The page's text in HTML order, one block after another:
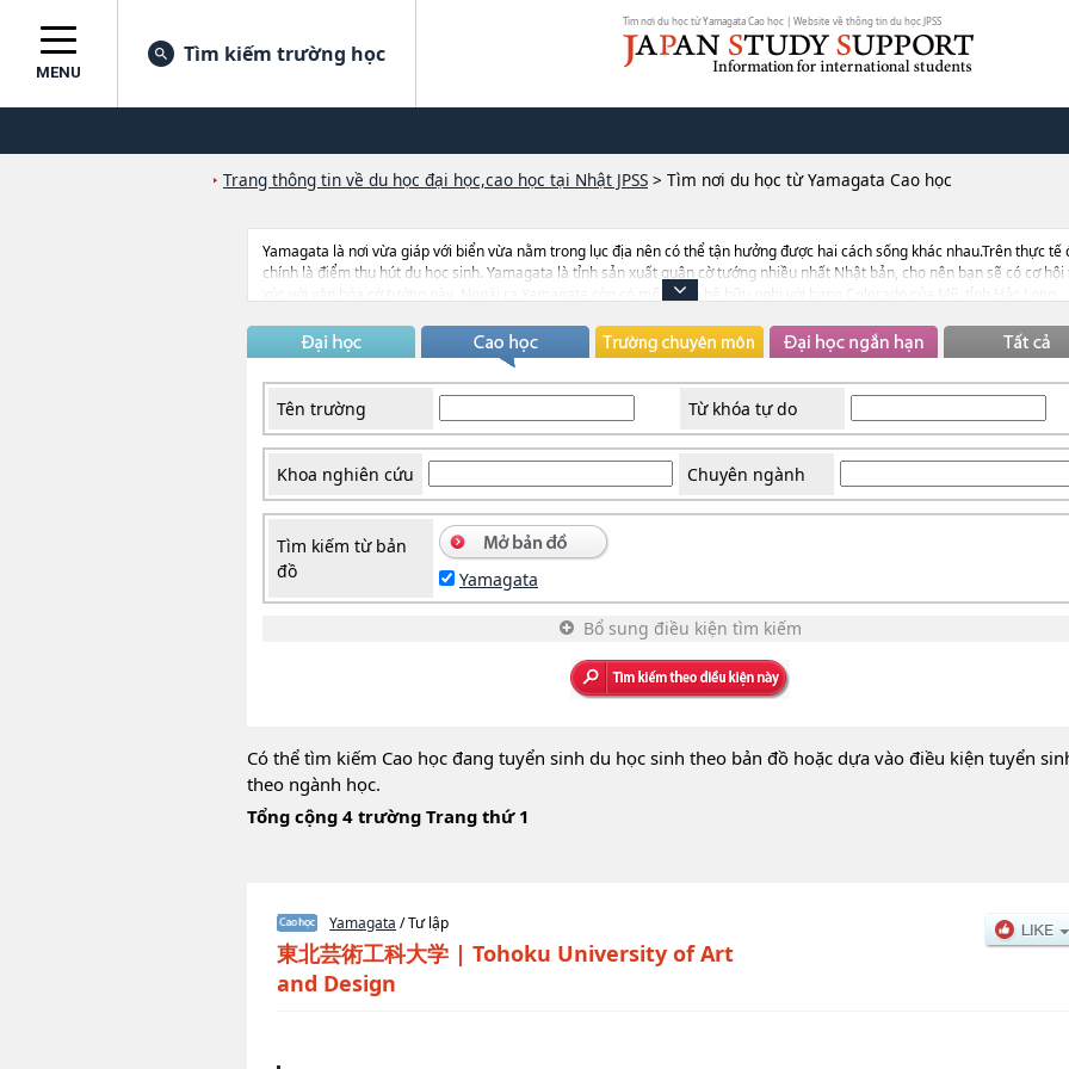
Tìm nơi du học từ Yamagata Cao học | Website về thông tin du học JPSS
MENU
Tìm kiếm trường học
Trang thông tin về du học đại học,cao học tại Nhật JPSS > Tìm nơi du học từ Yamagata Cao học
Yamagata là nơi vừa giáp với biển vừa nằm trong lục địa nên có thể tận hưởng được hai cách sống khác nhau.Trên thực tế
chính là điểm thu hút du học sinh. Yamagata là tỉnh sản xuất quân cờ tướng nhiều nhất Nhật bản, cho nên bạn sẽ có cơ hội
xúc với văn hóa cờ tướng này. Ngoài ra Yamagata còn có mối quan hệ hữu nghị với bang Colorado của Mỹ, tỉnh Hắc Long
học sinh từ nhiều nước khác nữa.
Tên trường Từ khóa tự do
Khoa nghiên cứu Chuyên ngành
Tìm kiếm từ bản
đồ
Yamagata
Bổ sung điều kiện tìm kiếm
Có thể tìm kiếm Cao học đang tuyển sinh du học sinh theo bản đồ hoặc dựa vào điều kiện tuyển
theo ngành học.
Tổng cộng 4 trường Trang thứ 1
Yamagata / Tư lập
東北芸術工科大学 | Tohoku University of Art
and Design